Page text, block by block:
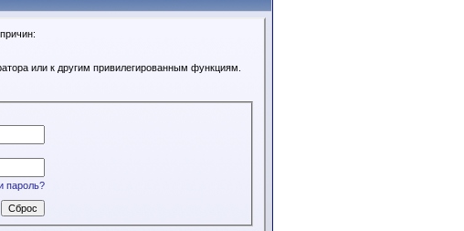
или к другим привилегированным функциям.
пароль?